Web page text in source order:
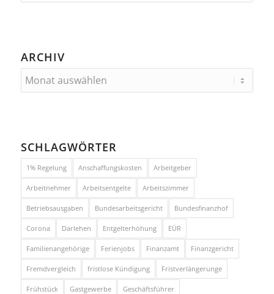
ARCHIV
SCHLAGWÖRTER
1% Regelung Anschaffungskosten Arbeitgeber
Arbeitnehmer Arbeitsentgelte Arbeitszimmer
Betriebsausgaben Bundesarbeitsgericht Bundesfinanzhof
Corona Darlehen Entgelterhöhung EÜR
Familienangehörige Ferienjobs Finanzamt Finanzgericht
Fremdvergleich fristlose Kündigung Fristverlängerunge
Frühstück Gastgewerbe Geschäftsführer